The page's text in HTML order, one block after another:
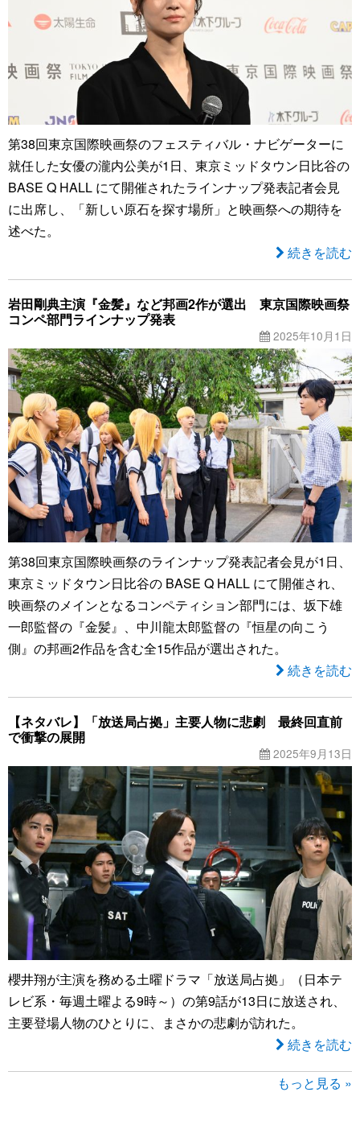
第38回東京国際映画祭のフェスティバル・ナビゲーターに
就任した女優の瀧内公美が1日、東京ミッドタウン日比谷の
BASE Q HALL にて開催されたラインナップ発表記者会見
に出席し、「新しい原石を探す場所」と映画祭への期待を
述べた。
続きを読む
岩田剛典主演『金髪』など邦画2作が選出 東京国際映画祭
コンペ部門ラインナップ発表
2025年10月1日
第38回東京国際映画祭のラインナップ発表記者会見が1日、
東京ミッドタウン日比谷の BASE Q HALL にて開催され、
映画祭のメインとなるコンペティション部門には、坂下雄
一郎監督の『金髪』、中川龍太郎監督の『恒星の向こう
側』の邦画2作品を含む全15作品が選出された。
続きを読む
【ネタバレ】「放送局占拠」主要人物に悲劇 最終回直前
で衝撃の展開
2025年9月13日
櫻井翔が主演を務める土曜ドラマ「放送局占拠」（日本テ
レビ系・毎週土曜よる9時～）の第9話が13日に放送され、
主要登場人物のひとりに、まさかの悲劇が訪れた。
続きを読む
もっと見る »